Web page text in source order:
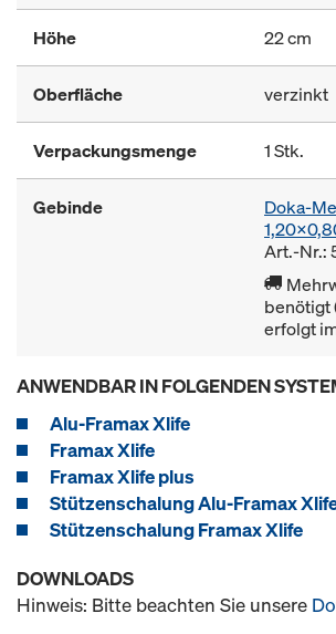
Höhe 22 cm
Oberfläche verzinkt
Verpackungsmenge 1 Stk.
Gebinde
Doka-
Art.-Nr.:
benötigt
erfolgt
ANWENDBAR IN FOLGENDEN
Alu-Framax Xlife
Framax Xlife
Framax Xlife plus
Stützenschalung Alu-Framax
Stützenschalung Framax Xlife
DOWNLOADS
Hinweis: Bitte beachten Sie unsere